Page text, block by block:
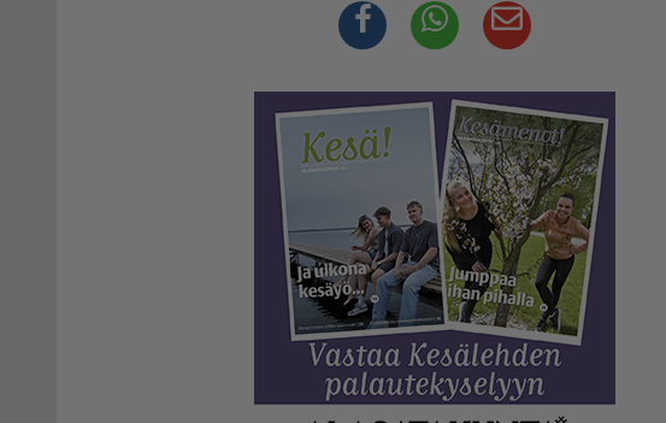
FacebookWhatsappSähköposti